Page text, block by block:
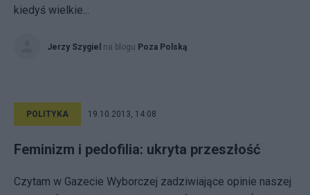
kiedyś wielkie...
Jerzy Szygiel na blogu Poza Polską
POLITYKA 19.10.2013, 14:08
Feminizm i pedofilia: ukryta przeszłość
Czytam w Gazecie Wyborczej zadziwiające opinie naszej